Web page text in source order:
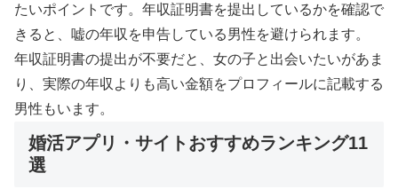
たいポイントです。年収証明書を提出しているかを確認で
きると、嘘の年収を申告している男性を避けられます。
年収証明書の提出が不要だと、女の子と出会いたいがあま
り、実際の年収よりも高い金額をプロフィールに記載する
男性もいます。
婚活アプリ・サイトおすすめランキング11
選